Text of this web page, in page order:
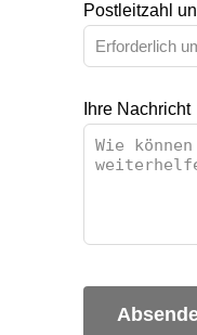
Postleitzahl
Ihre Nachricht